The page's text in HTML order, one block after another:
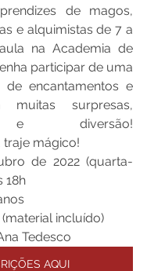
de magos,
e alquimistas de 7 a
na Academia de
participar de uma
de encantamentos e
muitas surpresas,
e diversão!
traje mágico!
de 2022 (quarta-
18h
incluído)
Tedesco
AQUI